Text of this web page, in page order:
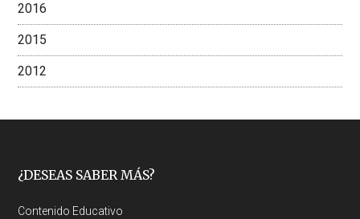
2016
2015
2012
Footer
¿DESEAS SABER MÁS?
Contenido Educativo